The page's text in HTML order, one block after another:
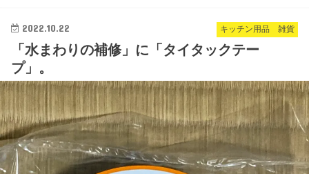
キッチン用品 雑貨
2022.10.22
「水まわりの補修」に「タイタックテー
プ」。